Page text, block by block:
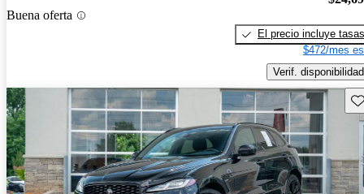
Buena oferta
El precio incluye tasas
$472/mes
Verif. disponibilidad